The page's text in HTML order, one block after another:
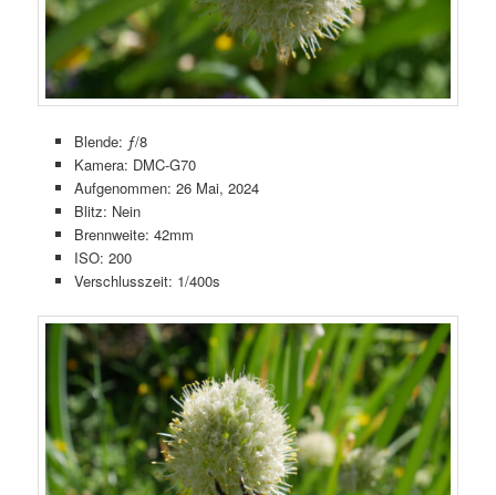
Blende: ƒ/8
Kamera: DMC-G70
Aufgenommen: 26 Mai, 2024
Blitz: Nein
Brennweite: 42mm
ISO: 200
Verschlusszeit: 1/400s